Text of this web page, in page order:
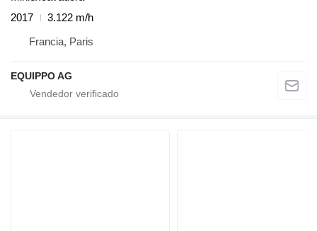
2017
3.122 m/h
Francia, Paris
EQUIPPO AG